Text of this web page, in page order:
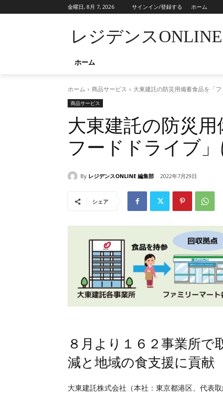
金曜日, 8月 7, 2026 サインイン/登録する ホーム
レジデンスONLINE
ホーム
ホーム 商品サービス 大東建託の防災用備蓄食品を「
商品サービス
大東建託の防災
フードドライブ
By レジデンスONLINE 編集部 2022年7月29日
シェア
８月より１６２事業所で
減と地域の食支援に貢献
大東建託株式会社（本社：東京都港区、代表